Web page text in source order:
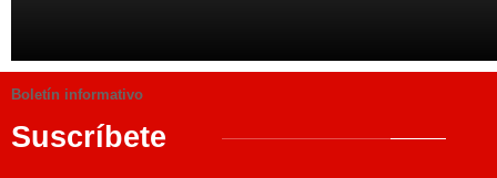
Boletín informativo
Suscríbete